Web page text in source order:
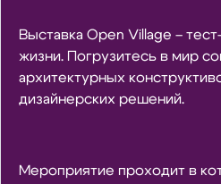
Выставка Open Village –
жизни. Погрузитесь в мир
архитектурных
дизайнерских решений.
Мероприятие проходит в